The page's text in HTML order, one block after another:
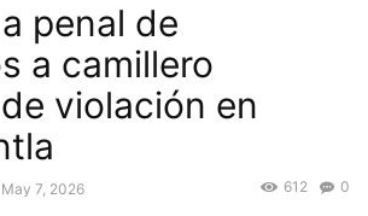
penal de
a camillero
violación en
May 7, 2026 0
612